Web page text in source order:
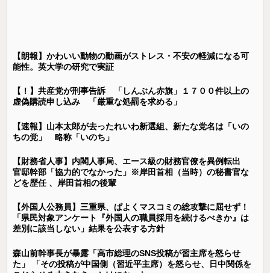
【朗報】かわいい動物の動画がストレス・不安の軽減になる可
能性。英大学の研究で実証
【！】共産党が刑事告訴 「しんぶん赤旗」１７００件以上の
虚偽購読申し込み 「厳重な処罰を求める」
【速報】山本太郎が去ったれいわ新選組、新たな党名は「いの
ちの党」 略称「いのち」
【財務省人事】内閣人事局、エース級の財務官僚を異例転出
官邸幹部「協力的でなかった」※岸田首相（当時）の秘書官な
どを歴任 、岸田首相の後輩
【外国人公務員】三重県、ぱよくマスコミの総攻撃に屈せず！
「県民対象アンケート『外国人の職員採用を続けるべきか』は
差別に該当しない」結果を公表する方針
森山前幹事長が暴露「高市総理のSNS投稿が習主席を怒らせ
た」 「その投稿が中国側（習近平主席）を怒らせ、日中関係を